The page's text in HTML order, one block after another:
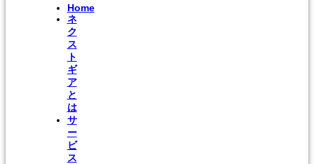
Home
ネ
ク
ス
ト
ギ
ア
と
は
サ
ー
ビ
ス